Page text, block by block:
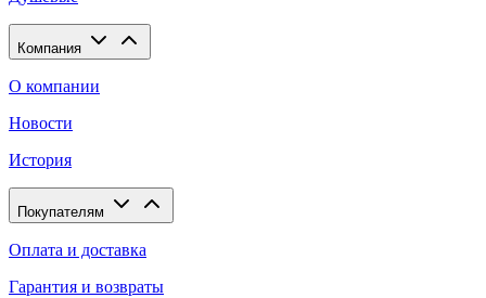
Компания
О компании
Новости
История
Покупателям
Оплата и доставка
Гарантия и возвраты